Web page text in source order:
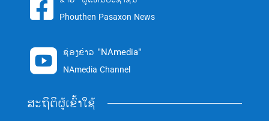
 Phouthen Pasaxon News
 ຊ່ອງຂ່າວ "NAmedia"
NAmedia Channel
ສະຖິຕິຜູ້ເຂົ້າໃຊ້